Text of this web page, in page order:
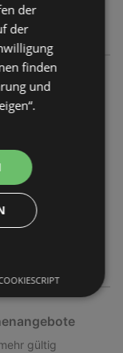
gültig
gültig
der
der
finden
und